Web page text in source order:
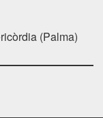
(Palma)